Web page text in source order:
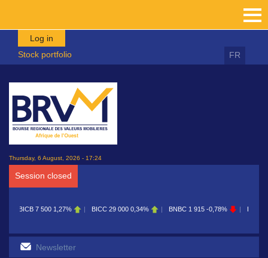
Skip to main content
Log in
Stock portfolio
FR
Thursday, 6 August, 2026 - 17:24
Session closed
BICC 29 000 0,34% BNBC 1 915 -0,78% BOAB 8 700 0,11%